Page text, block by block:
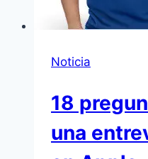
Noticia
18
una